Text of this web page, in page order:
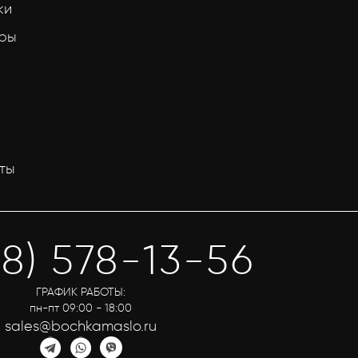
578-13-56
ГРАФИК РАБОТЫ:
пн-пт 09:00 - 18:00
sales@bochkamaslo.ru